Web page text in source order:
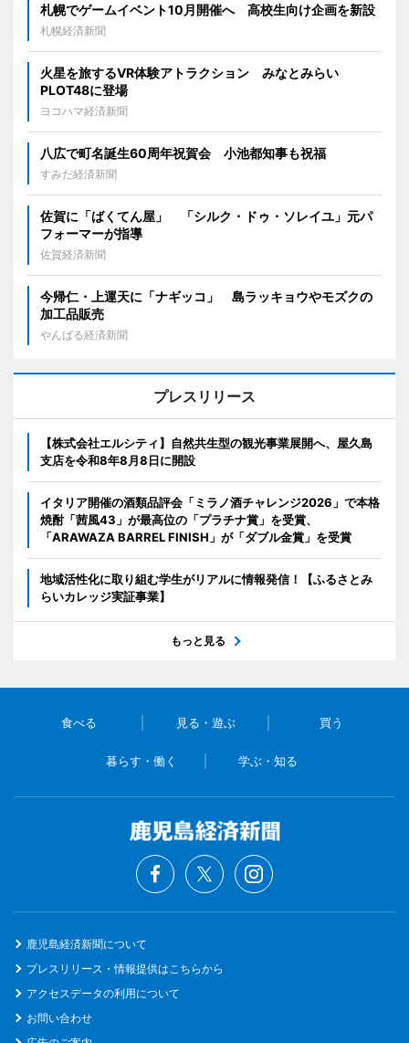
札幌でゲームイベント10月開催へ 高校生向け企画を新設
札幌経済新聞
火星を旅するVR体験アトラクション みなとみらい
PLOT48に登場
ヨコハマ経済新聞
八広で町名誕生60周年祝賀会 小池都知事も祝福
すみだ経済新聞
佐賀に「ばくてん屋」 「シルク・ドゥ・ソレイユ」元パ
フォーマーが指導
佐賀経済新聞
今帰仁・上運天に「ナギッコ」 島ラッキョウやモズクの
加工品販売
やんばる経済新聞
プレスリリース
【株式会社エルシティ】自然共生型の観光事業展開へ、屋久島
支店を令和8年8月8日に開設
イタリア開催の酒類品評会「ミラノ酒チャレンジ2026」で本格
焼酎「茜風43」が最高位の「プラチナ賞」を受賞、
「ARAWAZA BARREL FINISH」が「ダブル金賞」を受賞
地域活性化に取り組む学生がリアルに情報発信！【ふるさとみ
らいカレッジ実証事業】
もっと見る
食べる 見る・遊ぶ 買う
暮らす・働く 学ぶ・知る
鹿児島経済新聞について
プレスリリース・情報提供はこちらから
アクセスデータの利用について
お問い合わせ